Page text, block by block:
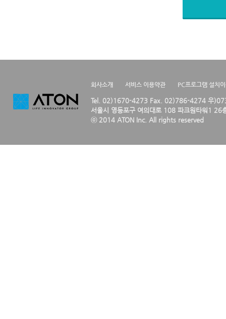
회사소개 서비스 이용약관 PC프로그램 설치
Tel. 02)1670-4273 Fax. 02)786-4274 우
서울시 영등포구 여의대로 108 파크원타워1 26
ⓒ 2014 ATON Inc. All rights reserved